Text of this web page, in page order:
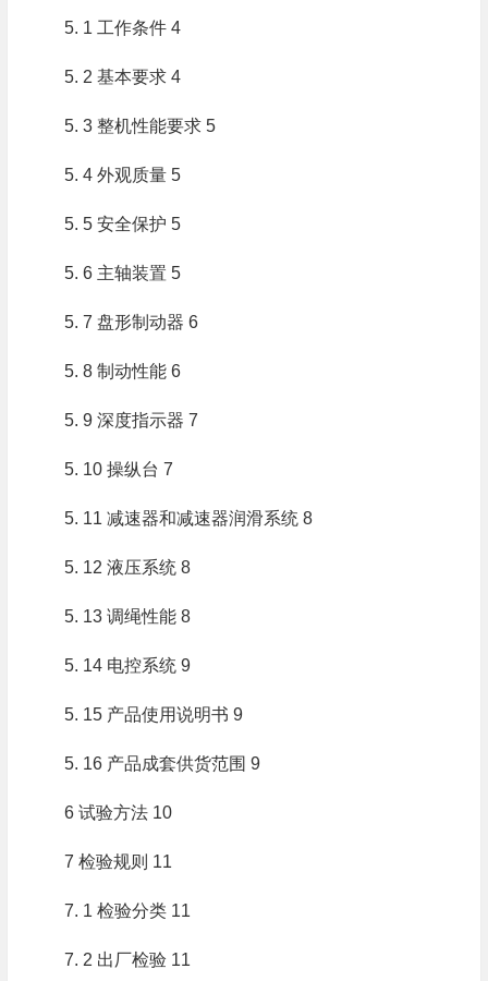
5. 1 工作条件 4
5. 2 基本要求 4
5. 3 整机性能要求 5
5. 4 外观质量 5
5. 5 安全保护 5
5. 6 主轴装置 5
5. 7 盘形制动器 6
5. 8 制动性能 6
5. 9 深度指示器 7
5. 10 操纵台 7
5. 11 减速器和减速器润滑系统 8
5. 12 液压系统 8
5. 13 调绳性能 8
5. 14 电控系统 9
5. 15 产品使用说明书 9
5. 16 产品成套供货范围 9
6 试验方法 10
7 检验规则 11
7. 1 检验分类 11
7. 2 出厂检验 11